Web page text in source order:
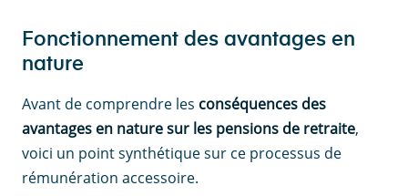
Fonctionnement des avantages en
nature
Avant de comprendre les conséquences des
avantages en nature sur les pensions de retraite,
voici un point synthétique sur ce processus de
rémunération accessoire.